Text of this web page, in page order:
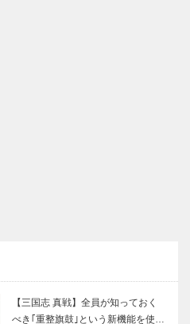
【三国志 真戦】全員が知っておく
べき｢重整旗鼓｣という新機能を使…